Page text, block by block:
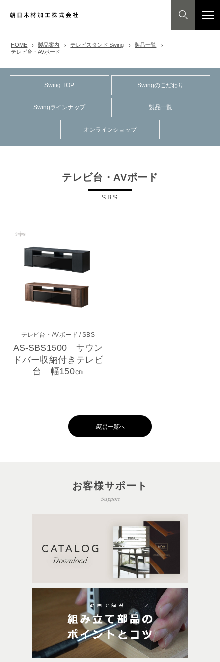
HOME 製品案内 テレビスタンド Swing
製品一覧
テレビ台・AVボード
Swing TOP Swingのこだわり
Swingラインナップ 製品一覧
オンラインショップ
テレビ台・AVボード
SBS
テレビ台・AVボード/ SBS
AS-SBS1500 サウン
ドバー収納付きテレビ
台 幅150㎝
製品一覧へ
お客様サポート
Support